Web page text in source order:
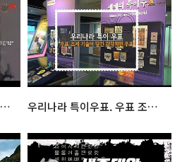
[2020 대한민국 우표전시회] 이근문 전 우표디자이너 인터뷰 우리나라 특이우표. 우표 조제 기술이 담긴 감각적인 우표